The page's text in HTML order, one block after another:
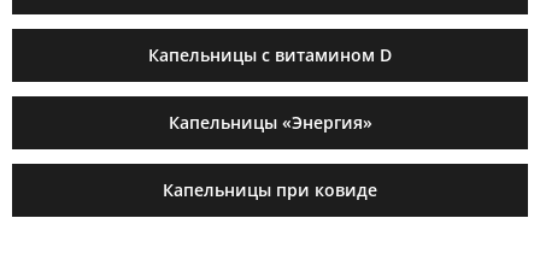
Капельницы с витамином D
Капельницы «Энергия»
Капельницы при ковиде